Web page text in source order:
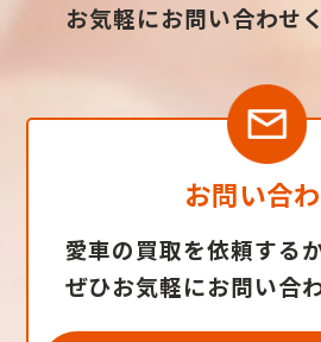
お気軽にお問い合わせ
お問い合
愛車の買取を依頼する
ぜひお気軽にお問い合